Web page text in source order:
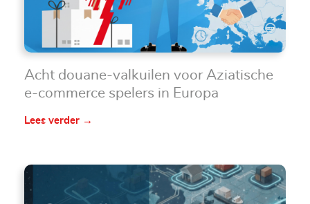
Acht douane-valkuilen voor Aziatische
e-commerce spelers in Europa
Lees verder →